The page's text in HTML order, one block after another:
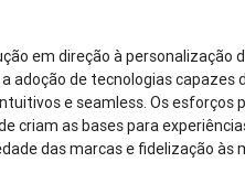
em direção à
adoção de tecnologias capazes
e seamless. Os esforços
criam as bases para
das marcas e fidelização